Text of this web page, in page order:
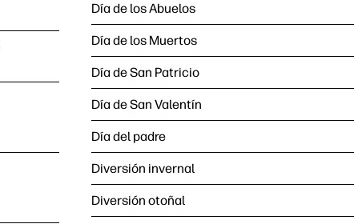
Día de los Abuelos
Día de los Muertos
Día de San Patricio
Día de San Valentín
Día del padre
Diversión invernal
Diversión otoñal